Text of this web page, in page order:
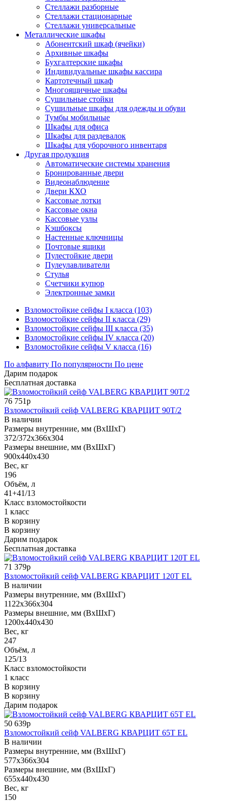
Стеллажи разборные
Стеллажи стационарные
Стеллажи универсальные
Металлические шкафы
Абонентский шкаф (ячейки)
Архивные шкафы
Бухгалтерские шкафы
Индивидуальные шкафы кассира
Картотечный шкаф
Многоящичные шкафы
Сушильные стойки
Сушильные шкафы для одежды и обуви
Тумбы мобильные
Шкафы для офиса
Шкафы для раздевалок
Шкафы для уборочного инвентаря
Другая продукция
Автоматические системы хранения
Бронированные двери
Видеонаблюдение
Двери КХО
Кассовые лотки
Кассовые окна
Кассовые узлы
Кэшбоксы
Настенные ключницы
Почтовые ящики
Пулестойкие двери
Пулеулавливатели
Стулья
Счетчики купюр
Электронные замки
Взломостойкие сейфы I класса (103)
Взломостойкие сейфы II класса (29)
Взломостойкие сейфы III класса (35)
Взломостойкие сейфы IV класса (20)
Взломостойкие сейфы V класса (16)
По алфавиту По популярности По цене
Дарим подарок
Бесплатная доставка
76 751р
Взломостойкий сейф VALBERG КВАРЦИТ 90Т/2
В наличии
Размеры внутренние, мм (ВхШхГ)
372/372x366x304
Размеры внешние, мм (ВхШхГ)
900x440x430
Вес, кг
196
Объём, л
41+41/13
Класс взломостойкости
1 класс
В корзину
В корзину
Дарим подарок
Бесплатная доставка
71 379р
Взломостойкий сейф VALBERG КВАРЦИТ 120Т EL
В наличии
Размеры внутренние, мм (ВхШхГ)
1122x366x304
Размеры внешние, мм (ВхШхГ)
1200x440x430
Вес, кг
247
Объём, л
125/13
Класс взломостойкости
1 класс
В корзину
В корзину
Дарим подарок
50 639р
Взломостойкий сейф VALBERG КВАРЦИТ 65Т EL
В наличии
Размеры внутренние, мм (ВхШхГ)
577x366x304
Размеры внешние, мм (ВхШхГ)
655x440x430
Вес, кг
150